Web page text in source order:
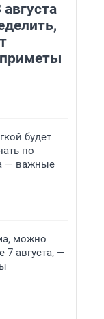
будет
по
— важные
можно
7 августа, —